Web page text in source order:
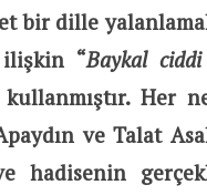
bir dille
“Baykal
Her
ve Talat
hadisenin